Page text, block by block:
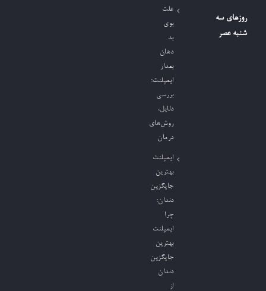
روزهای سه
شنبه عصر
علت
بوی
بد
دهان
بعداز
ایمپلنت؛
بررسی
دلایل،
روش‌های
درمان
ایمپلنت
بهترین
جایگزین
دندان؛
چرا
ایمپلنت
بهترین
جایگزین
دندان
از